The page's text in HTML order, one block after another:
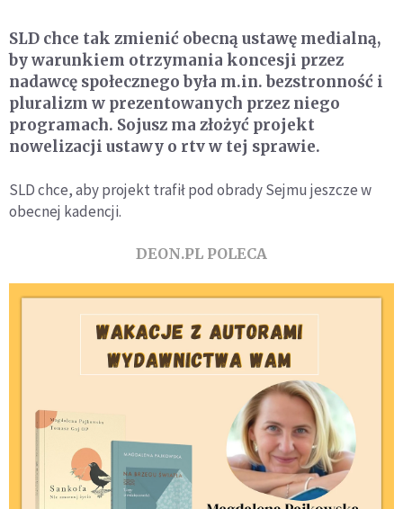
SLD chce tak zmienić obecną ustawę medialną,
by warunkiem otrzymania koncesji przez
nadawcę społecznego była m.in. bezstronność i
pluralizm w prezentowanych przez niego
programach. Sojusz ma złożyć projekt
nowelizacji ustawy o rtv w tej sprawie.
SLD chce, aby projekt trafił pod obrady Sejmu jeszcze w
obecnej kadencji.
DEON.PL POLECA